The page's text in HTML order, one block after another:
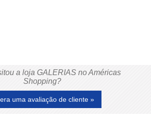
a loja GALERIAS no Américas
Shopping?
uma avaliação de cliente »